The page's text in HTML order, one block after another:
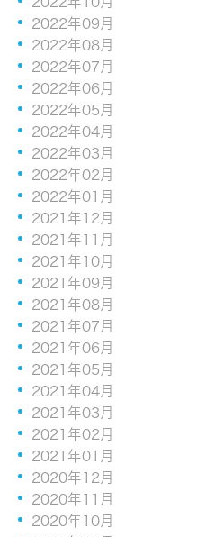
2022年09月
2022年08月
2022年07月
2022年06月
2022年05月
2022年04月
2022年03月
2022年02月
2022年01月
2021年12月
2021年11月
2021年10月
2021年09月
2021年08月
2021年07月
2021年06月
2021年05月
2021年04月
2021年03月
2021年02月
2021年01月
2020年12月
2020年11月
2020年10月